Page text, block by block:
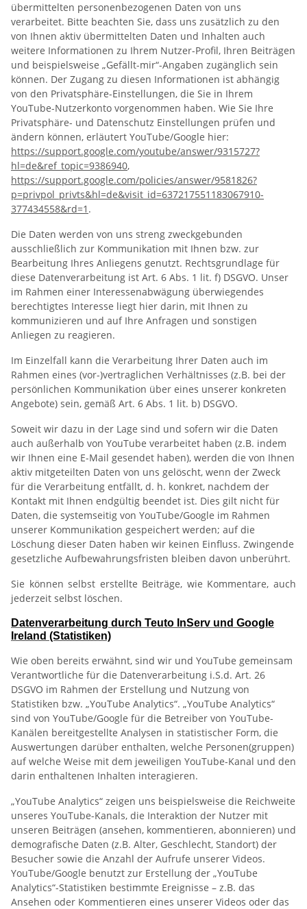
übermittelten personenbezogenen Daten von uns
verarbeitet. Bitte beachten Sie, dass uns zusätzlich zu den
von Ihnen aktiv übermittelten Daten und Inhalten auch
weitere Informationen zu Ihrem Nutzer-Profil, Ihren Beiträgen
und beispielsweise „Gefällt-mir“-Angaben zugänglich sein
können. Der Zugang zu diesen Informationen ist abhängig
von den Privatsphäre-Einstellungen, die Sie in Ihrem
YouTube-Nutzerkonto vorgenommen haben. Wie Sie Ihre
Privatsphäre- und Datenschutz Einstellungen prüfen und
ändern können, erläutert YouTube/Google hier:
https://support.google.com/youtube/answer/9315727?
hl=de&ref_topic=9386940,
https://support.google.com/policies/answer/9581826?
p=privpol_privts&hl=de&visit_id=637217551183067910-
377434558&rd=1 .
Die Daten werden von uns streng zweckgebunden
ausschließlich zur Kommunikation mit Ihnen bzw. zur
Bearbeitung Ihres Anliegens genutzt. Rechtsgrundlage für
diese Datenverarbeitung ist Art. 6 Abs. 1 lit. f) DSGVO. Unser
im Rahmen einer Interessenabwägung überwiegendes
berechtigtes Interesse liegt hier darin, mit Ihnen zu
kommunizieren und auf Ihre Anfragen und sonstigen
Anliegen zu reagieren.
Im Einzelfall kann die Verarbeitung Ihrer Daten auch im
Rahmen eines (vor-)vertraglichen Verhältnisses (z.B. bei der
persönlichen Kommunikation über eines unserer konkreten
Angebote) sein, gemäß Art. 6 Abs. 1 lit. b) DSGVO.
Soweit wir dazu in der Lage sind und sofern wir die Daten
auch außerhalb von YouTube verarbeitet haben (z.B. indem
wir Ihnen eine E-Mail gesendet haben), werden die von Ihnen
aktiv mitgeteilten Daten von uns gelöscht, wenn der Zweck
für die Verarbeitung entfällt, d. h. konkret, nachdem der
Kontakt mit Ihnen endgültig beendet ist. Dies gilt nicht für
Daten, die systemseitig von YouTube/Google im Rahmen
unserer Kommunikation gespeichert werden; auf die
Löschung dieser Daten haben wir keinen Einfluss. Zwingende
gesetzliche Aufbewahrungsfristen bleiben davon unberührt.
Sie können selbst erstellte Beiträge, wie Kommentare, auch
jederzeit selbst löschen.
Datenverarbeitung durch Teuto InServ und Google
Ireland (Statistiken)
Wie oben bereits erwähnt, sind wir und YouTube gemeinsam
Verantwortliche für die Datenverarbeitung i.S.d. Art. 26
DSGVO im Rahmen der Erstellung und Nutzung von
Statistiken bzw. „YouTube Analytics“. „YouTube Analytics“
sind von YouTube/Google für die Betreiber von YouTube-
Kanälen bereitgestellte Analysen in statistischer Form, die
Auswertungen darüber enthalten, welche Personen(gruppen)
auf welche Weise mit dem jeweiligen YouTube-Kanal und den
darin enthaltenen Inhalten interagieren.
„YouTube Analytics“ zeigen uns beispielsweise die Reichweite
unseres YouTube-Kanals, die Interaktion der Nutzer mit
unseren Beiträgen (ansehen, kommentieren, abonnieren) und
demografische Daten (z.B. Alter, Geschlecht, Standort) der
Besucher sowie die Anzahl der Aufrufe unserer Videos.
YouTube/Google benutzt zur Erstellung der „YouTube
Analytics“-Statistiken bestimmte Ereignisse – z.B. das
Ansehen oder Kommentieren eines unserer Videos oder das